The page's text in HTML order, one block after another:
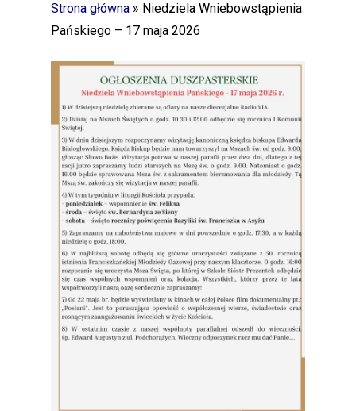
Strona główna » Niedziela Wniebowstąpienia
Pańskiego – 17 maja 2026